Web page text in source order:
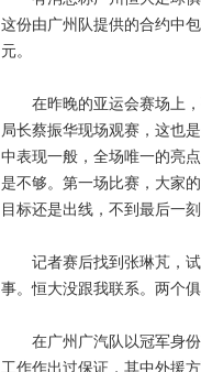
这份由广州队提供的合约中
元。
在昨晚的亚运会赛场上，
局长蔡振华现场观赛，这也
中表现一般，全场唯一的亮
是不够。第一场比赛，大家
目标还是出线，不到最后一
记者赛后找到张琳芃，试
事。恒大没跟我联系。两个
在广州广汽队以冠军身份
工作作出过保证，其中外援